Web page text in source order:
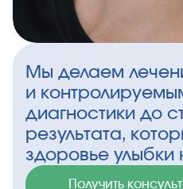
Мы делаем
и
диагностики до
результата,
здоровье улыбки
Получить